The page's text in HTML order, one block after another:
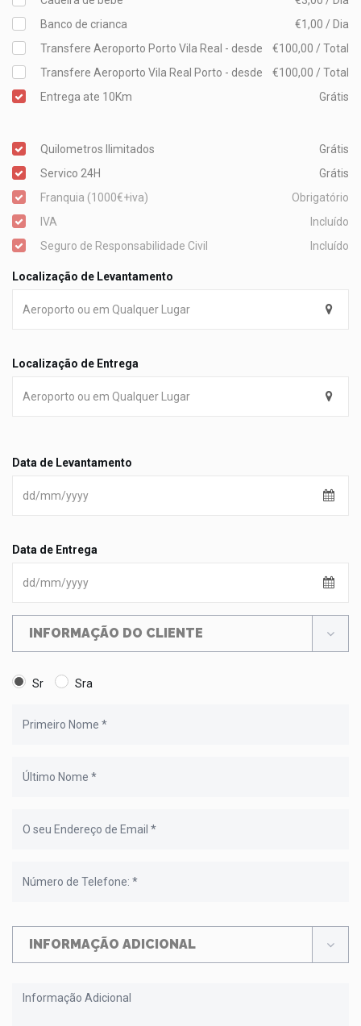
Banco de crianca
€1,00 / Dia
Transfere Aeroporto Porto Vila Real - desde
€100,00 / Total
Transfere Aeroporto Vila Real Porto - desde
€100,00 / Total
Entrega ate 10Km
Grátis
Quilometros Ilimitados
Grátis
Servico 24H
Grátis
Franquia (1000€+iva)
Obrigatório
IVA
Incluído
Seguro de Responsabilidade Civil
Incluído
Localização de Levantamento
Localização de Entrega
Data de Levantamento
Data de Entrega
INFORMAÇÃO DO CLIENTE
Sr Sra
INFORMAÇÃO ADICIONAL